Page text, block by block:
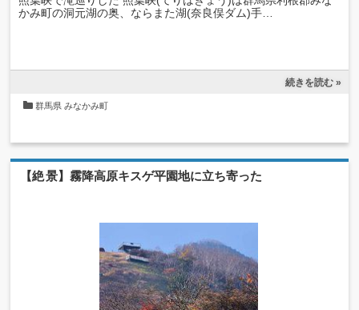
かみ町の洞元湖の奥、ならまた湖(奈良俣ダム)手…
続きを読む »
群馬県 みなかみ町
【絶景】霧降高原キスゲ平園地に立ち寄った